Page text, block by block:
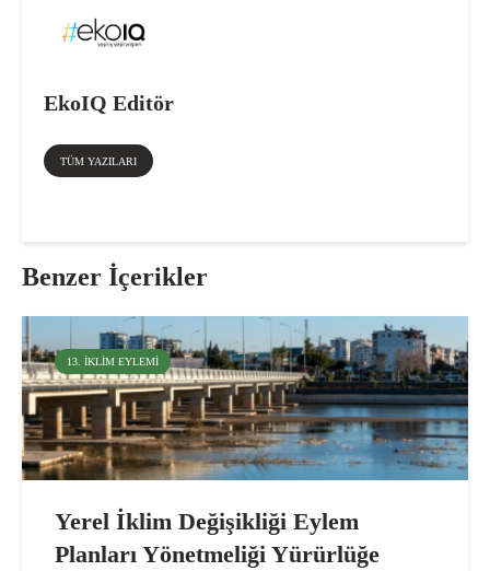
EkoIQ Editör
TÜM YAZILARI
Benzer İçerikler
13. İKLIM EYLEMI
Yerel İklim Değişikliği Eylem
Planları Yönetmeliği Yürürlüğe